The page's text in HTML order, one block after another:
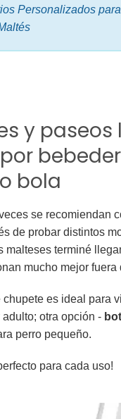
Personalizados
y paseos
bola
se recomiendan
de probar distintos
malteses terminé
mucho mejor fuera
chupete es ideal para
otra opción -
perro pequeño.
para cada uso!